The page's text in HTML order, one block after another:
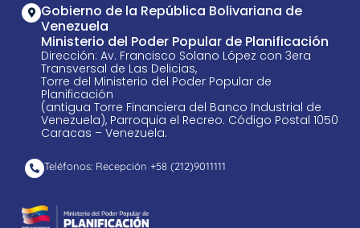
Gobierno de la República Bolivariana de
Venezuela
Ministerio del Poder Popular de Planificación
Dirección: Av. Francisco Solano López con 3era
Transversal de Las Delicias,
Torre del Ministerio del Poder Popular de
Planificación
(antigua Torre Financiera del Banco Industrial de
Venezuela), Parroquia el Recreo. Código Postal 1050
Caracas – Venezuela.
Teléfonos: Recepción +58 ​(212)9011111